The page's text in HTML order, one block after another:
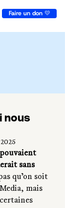
Faire un don 💛
nous
sans
qu’on soit
mais